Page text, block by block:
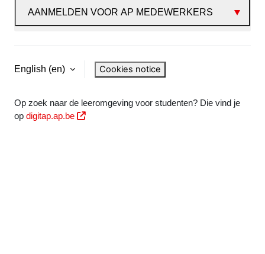
AANMELDEN VOOR AP MEDEWERKERS
English ‎(en)‎ Cookies notice
Op zoek naar de leeromgeving voor studenten? Die vind je
op digitap.ap.be